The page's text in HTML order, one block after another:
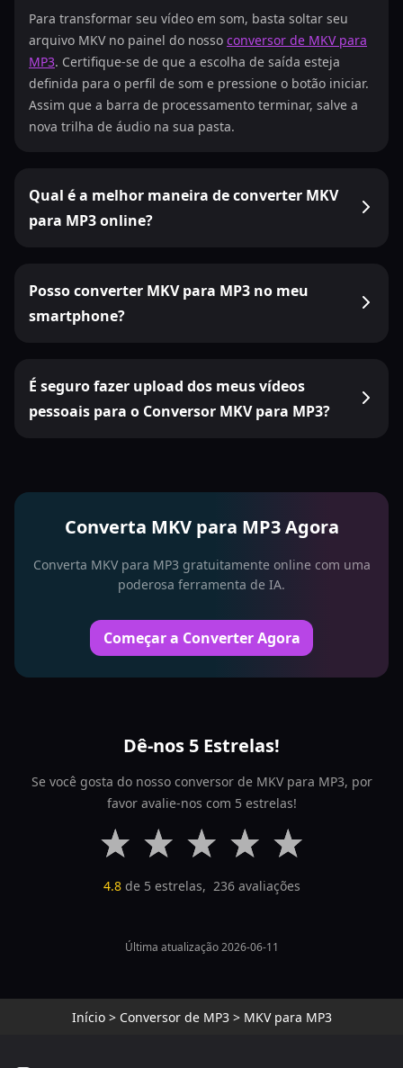
Para transformar seu vídeo em som, basta soltar seu
arquivo MKV no painel do nosso conversor de MKV para
MP3. Certifique-se de que a escolha de saída esteja
definida para o perfil de som e pressione o botão iniciar.
Assim que a barra de processamento terminar, salve a
nova trilha de áudio na sua pasta.
Qual é a melhor maneira de converter MKV
para MP3 online?
Posso converter MKV para MP3 no meu
smartphone?
É seguro fazer upload dos meus vídeos
pessoais para o Conversor MKV para MP3?
Converta MKV para MP3 Agora
Converta MKV para MP3 gratuitamente online com uma
poderosa ferramenta de IA.
Começar a Converter Agora
Dê-nos 5 Estrelas!
Se você gosta do nosso conversor de MKV para MP3, por
favor avalie-nos com 5 estrelas!
4.8de 5 estrelas, 236avaliações
Última atualização 2026-06-11
Início> Conversor de MP3> MKV para MP3